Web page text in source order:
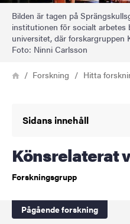
Bilden är tagen på
institutionen för socialt arbetes
universitet, där forskargruppen
Foto: Ninni Carlsson
Länkstig
HemForskning Hitta
Sidans innehåll
Könsrelaterat
Forskningsgrupp
Pågående forskning